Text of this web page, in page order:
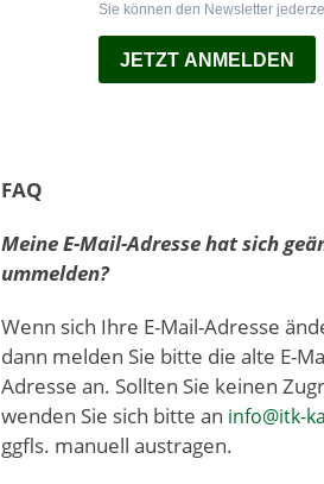
Sie können den Newsletter
JETZT ANMELDEN
FAQ
Meine E-Mail-Adresse hat sich
ummelden?
Wenn sich Ihre E-Mail-Adresse
dann melden Sie bitte die alte E-
Adresse an. Sollten Sie keinen
wenden Sie sich bitte an info@itk-
ggfls. manuell austragen.